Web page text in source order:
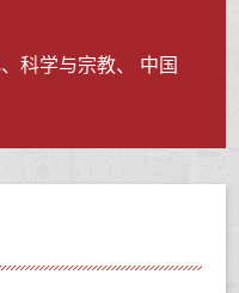
科学与宗教、 中国